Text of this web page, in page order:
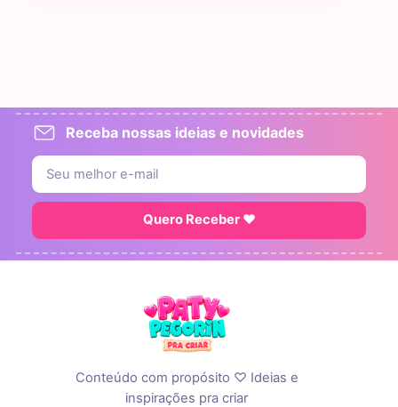
Receba nossas ideias e novidades
Quero Receber ♥
Conteúdo com propósito ♡ Ideias e
inspirações pra criar